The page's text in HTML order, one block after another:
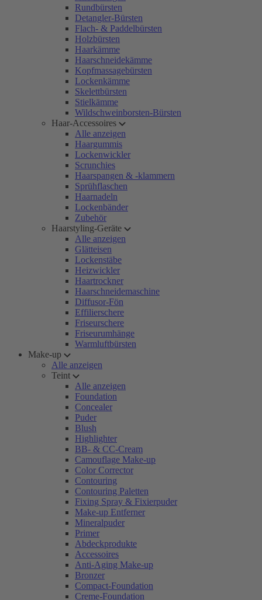
Rundbürsten
Detangler-Bürsten
Flach- & Paddelbürsten
Holzbürsten
Haarkämme
Haarschneidekämme
Kopfmassagebürsten
Lockenkämme
Skelettbürsten
Stielkämme
Wildschweinborsten-Bürsten
Haar-Accessoires
Alle anzeigen
Haargummis
Lockenwickler
Scrunchies
Haarspangen & -klammern
Sprühflaschen
Haarnadeln
Lockenbänder
Zubehör
Haarstyling-Geräte
Alle anzeigen
Glätteisen
Lockenstäbe
Heizwickler
Haartrockner
Haarschneidemaschine
Diffusor-Fön
Effilierschere
Friseurschere
Friseurumhänge
Warmluftbürsten
Make-up
Alle anzeigen
Teint
Alle anzeigen
Foundation
Concealer
Puder
Blush
Highlighter
BB- & CC-Cream
Camouflage Make-up
Color Corrector
Contouring
Contouring Paletten
Fixing Spray & Fixierpuder
Make-up Entferner
Mineralpuder
Primer
Abdeckprodukte
Accessoires
Anti-Aging Make-up
Bronzer
Compact-Foundation
Creme-Foundation